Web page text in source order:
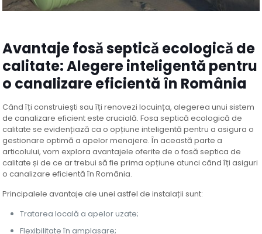
Avantaje fosǎ septicǎ ecologicǎ de
calitate: Alegere inteligentă pentru
o canalizare eficientă în România
Când îți construiești sau îți renovezi locuința, alegerea unui sistem
de canalizare eficient este crucială. Fosa septică ecologică de
calitate se evidențiază ca o opțiune inteligentă pentru a asigura o
gestionare optimă a apelor menajere. În această parte a
articolului, vom explora avantajele oferite de o fosă septica de
calitate și de ce ar trebui să fie prima opțiune atunci când îți asiguri
o canalizare eficientă în România.
Principalele avantaje ale unei astfel de instalații sunt:
Tratarea locală a apelor uzate;
Flexibilitate în amplasare;